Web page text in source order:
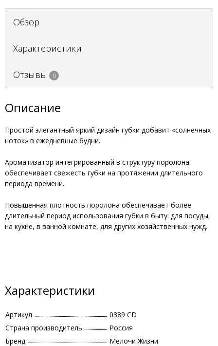
Обзор
Характеристики
Отзывы 0
Описание
Простой элегантный яркий дизайн губки добавит «солнечных
ноток» в ежедневные будни.
Ароматизатор интегрированный в структуру поролона
обеспечивает свежесть губки на протяжении длительного
периода времени.
Повышенная плотность поролона обеспечивает более
длительный период использования губки в быту: для посуды,
на кухне, в ванной комнате, для других хозяйственных нужд.
Характеристики
Артикул
0389 CD
Страна производитель
Россия
Бренд
Мелочи Жизни